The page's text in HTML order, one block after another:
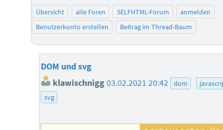
Übersicht alle Foren SELFHTML-Forum
anmelden
Benutzerkonto erstellen
Beitrag im Thread-Baum
DOM und svg
klawischnigg03.02.2021 20:42 dom
svg